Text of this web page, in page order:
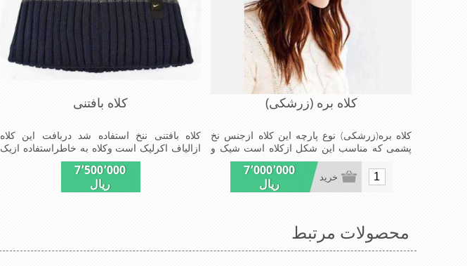
کلاه بره (زرشکی)
کلاه بره(زرشکی) نوع پارچه این کلاه ازجنس نخ
پشمی که مناسب این شکل ازکلاه است شیک و
مناسب افراد خوش پوش جنس عالی ,بافتی
مناسب , سبکی, خوش فرمی از دیگر خصوصیات
این کلاه بره می باشند
7٬000٬000
ریال
خرید
کلاه بافتنی
کلاه بافتنی ننخ استفاده شد دربافت این کلاه
ازالیاف اکرلیک است وکلاه به خاطراستفاده ازیک
لایه بافت و یک لایه خز مصنوی ضخامت مناسبی
درمقابل سرما را دارا است شیک ومناسب
افرادخوش پوش جنس عالی,بافتی
7٬500٬000
ریال
محصولات مرتبط